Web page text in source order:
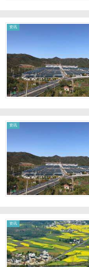
资讯
资讯
资讯